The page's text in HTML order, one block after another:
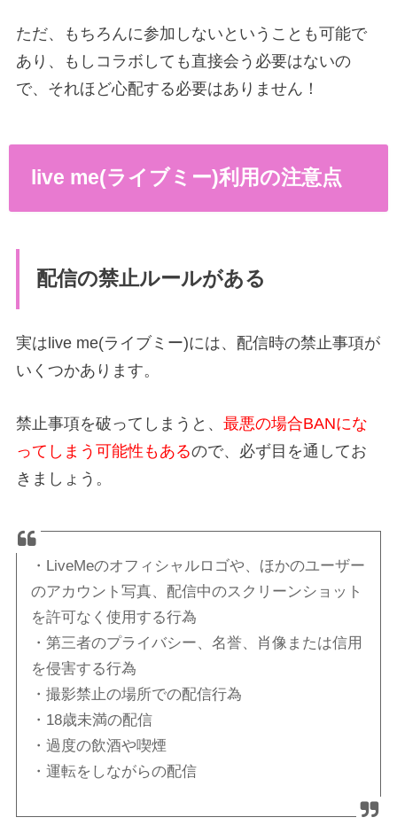
ただ、もちろんに参加しないということも可能で
あり、もしコラボしても直接会う必要はないの
で、それほど心配する必要はありません！
live me(ライブミー)利用の注意点
配信の禁止ルールがある
実はlive me(ライブミー)には、配信時の禁止事項が
いくつかあります。
禁止事項を破ってしまうと、 最悪の場合BANにな
ってしまう可能性もあるので、必ず目を通してお
きましょう。
・LiveMeのオフィシャルロゴや、ほかのユーザー
のアカウント写真、配信中のスクリーンショット
を許可なく使用する行為
・第三者のプライバシー、名誉、肖像または信用
を侵害する行為
・撮影禁止の場所での配信行為
・18歳未満の配信
・過度の飲酒や喫煙
・運転をしながらの配信